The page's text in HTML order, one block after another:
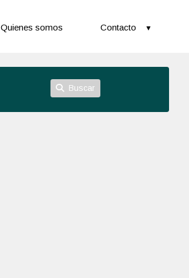
Quienes somos Contacto
Buscar